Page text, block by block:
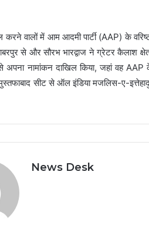
करने वालों में आम आदमी पार्टी (AAP) के
से और सौरभ भारद्वाज ने ग्रेटर कैलाश
से अपना नामांकन दाखिल किया, जहां वह
सीट से ऑल इंडिया मजलिस-ए-
News Desk